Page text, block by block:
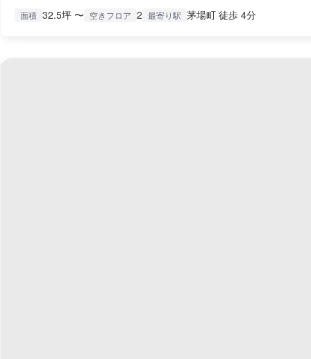
面積 32.5坪 〜 空きフロア 2 最寄り駅 茅場町 徒歩 4分